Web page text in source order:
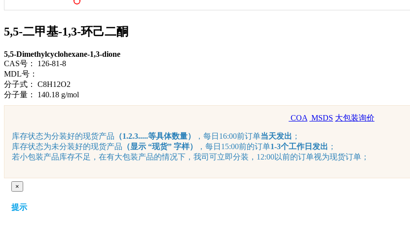
5,5-二甲基-1,3-环己二酮
5,5-Dimethylcyclohexane-1,3-dione
CAS号：
126-81-8
MDL号：
分子式：
C8H12O2
分子量：
140.18 g/mol
COA MSDS 大包装询价
库存状态为分装好的现货产品 （1.2.3.....等具体数量） ，每日16:00前订单当天发出 ；
库存状态为未分装好的现货产品 （显示 “现货” 字样） ，每日15:00前的订单1-3个工作日发出 ；
若小包装产品库存不足，在有大包装产品的情况下，我司可立即分装，12:00以前的订单视为现货订单；
×
提示